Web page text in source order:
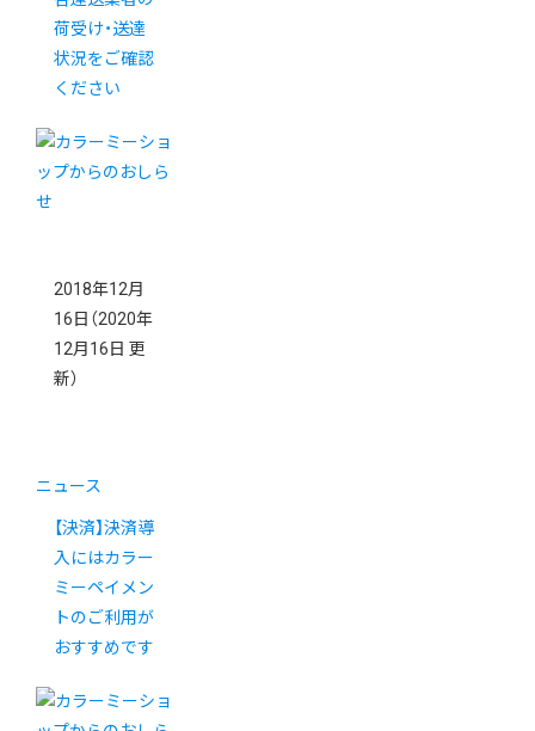
荷受け・送達
状況をご確認
ください
2018年12月
16日 （2020年
12月16日 更
新）
ニュース
【決済】決済導
入にはカラー
ミーペイメン
トのご利用が
おすすめです